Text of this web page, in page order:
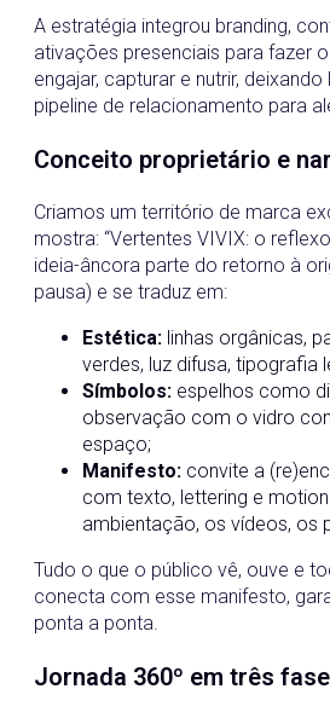
A estratégia integrou branding,
ativações presenciais para fazer
engajar, capturar e nutrir,
pipeline de relacionamento para
Conceito proprietário e
Criamos um território de marca
mostra: “Vertentes VIVIX: o
ideia-âncora parte do retorno à
pausa) e se traduz em:
Estética: linhas orgânicas,
verdes, luz difusa, tipografia
Símbolos: espelhos como
observação com o vidro
espaço;
Manifesto: convite a
com texto, lettering e
ambientação, os vídeos, os
Tudo o que o público vê, ouve e
conecta com esse manifesto,
ponta a ponta.
Jornada 360º em três